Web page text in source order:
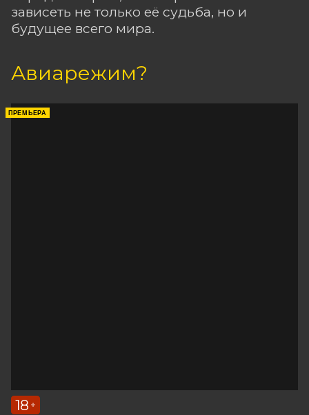
зависеть не только её судьба, но и
будущее всего мира.
Авиарежим?
ПРЕМЬЕРА
18 +